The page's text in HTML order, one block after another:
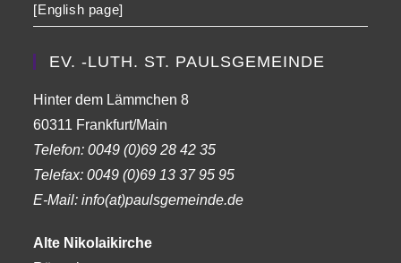
[English page]
EV. -LUTH. ST. PAULSGEMEINDE
Hinter dem Lämmchen 8
60311 Frankfurt/Main
Telefon:0049 (0)69 28 42 35
Telefax:0049 (0)69 13 37 95 95
E-Mail: info(at)paulsgemeinde.de
Alte Nikolaikirche